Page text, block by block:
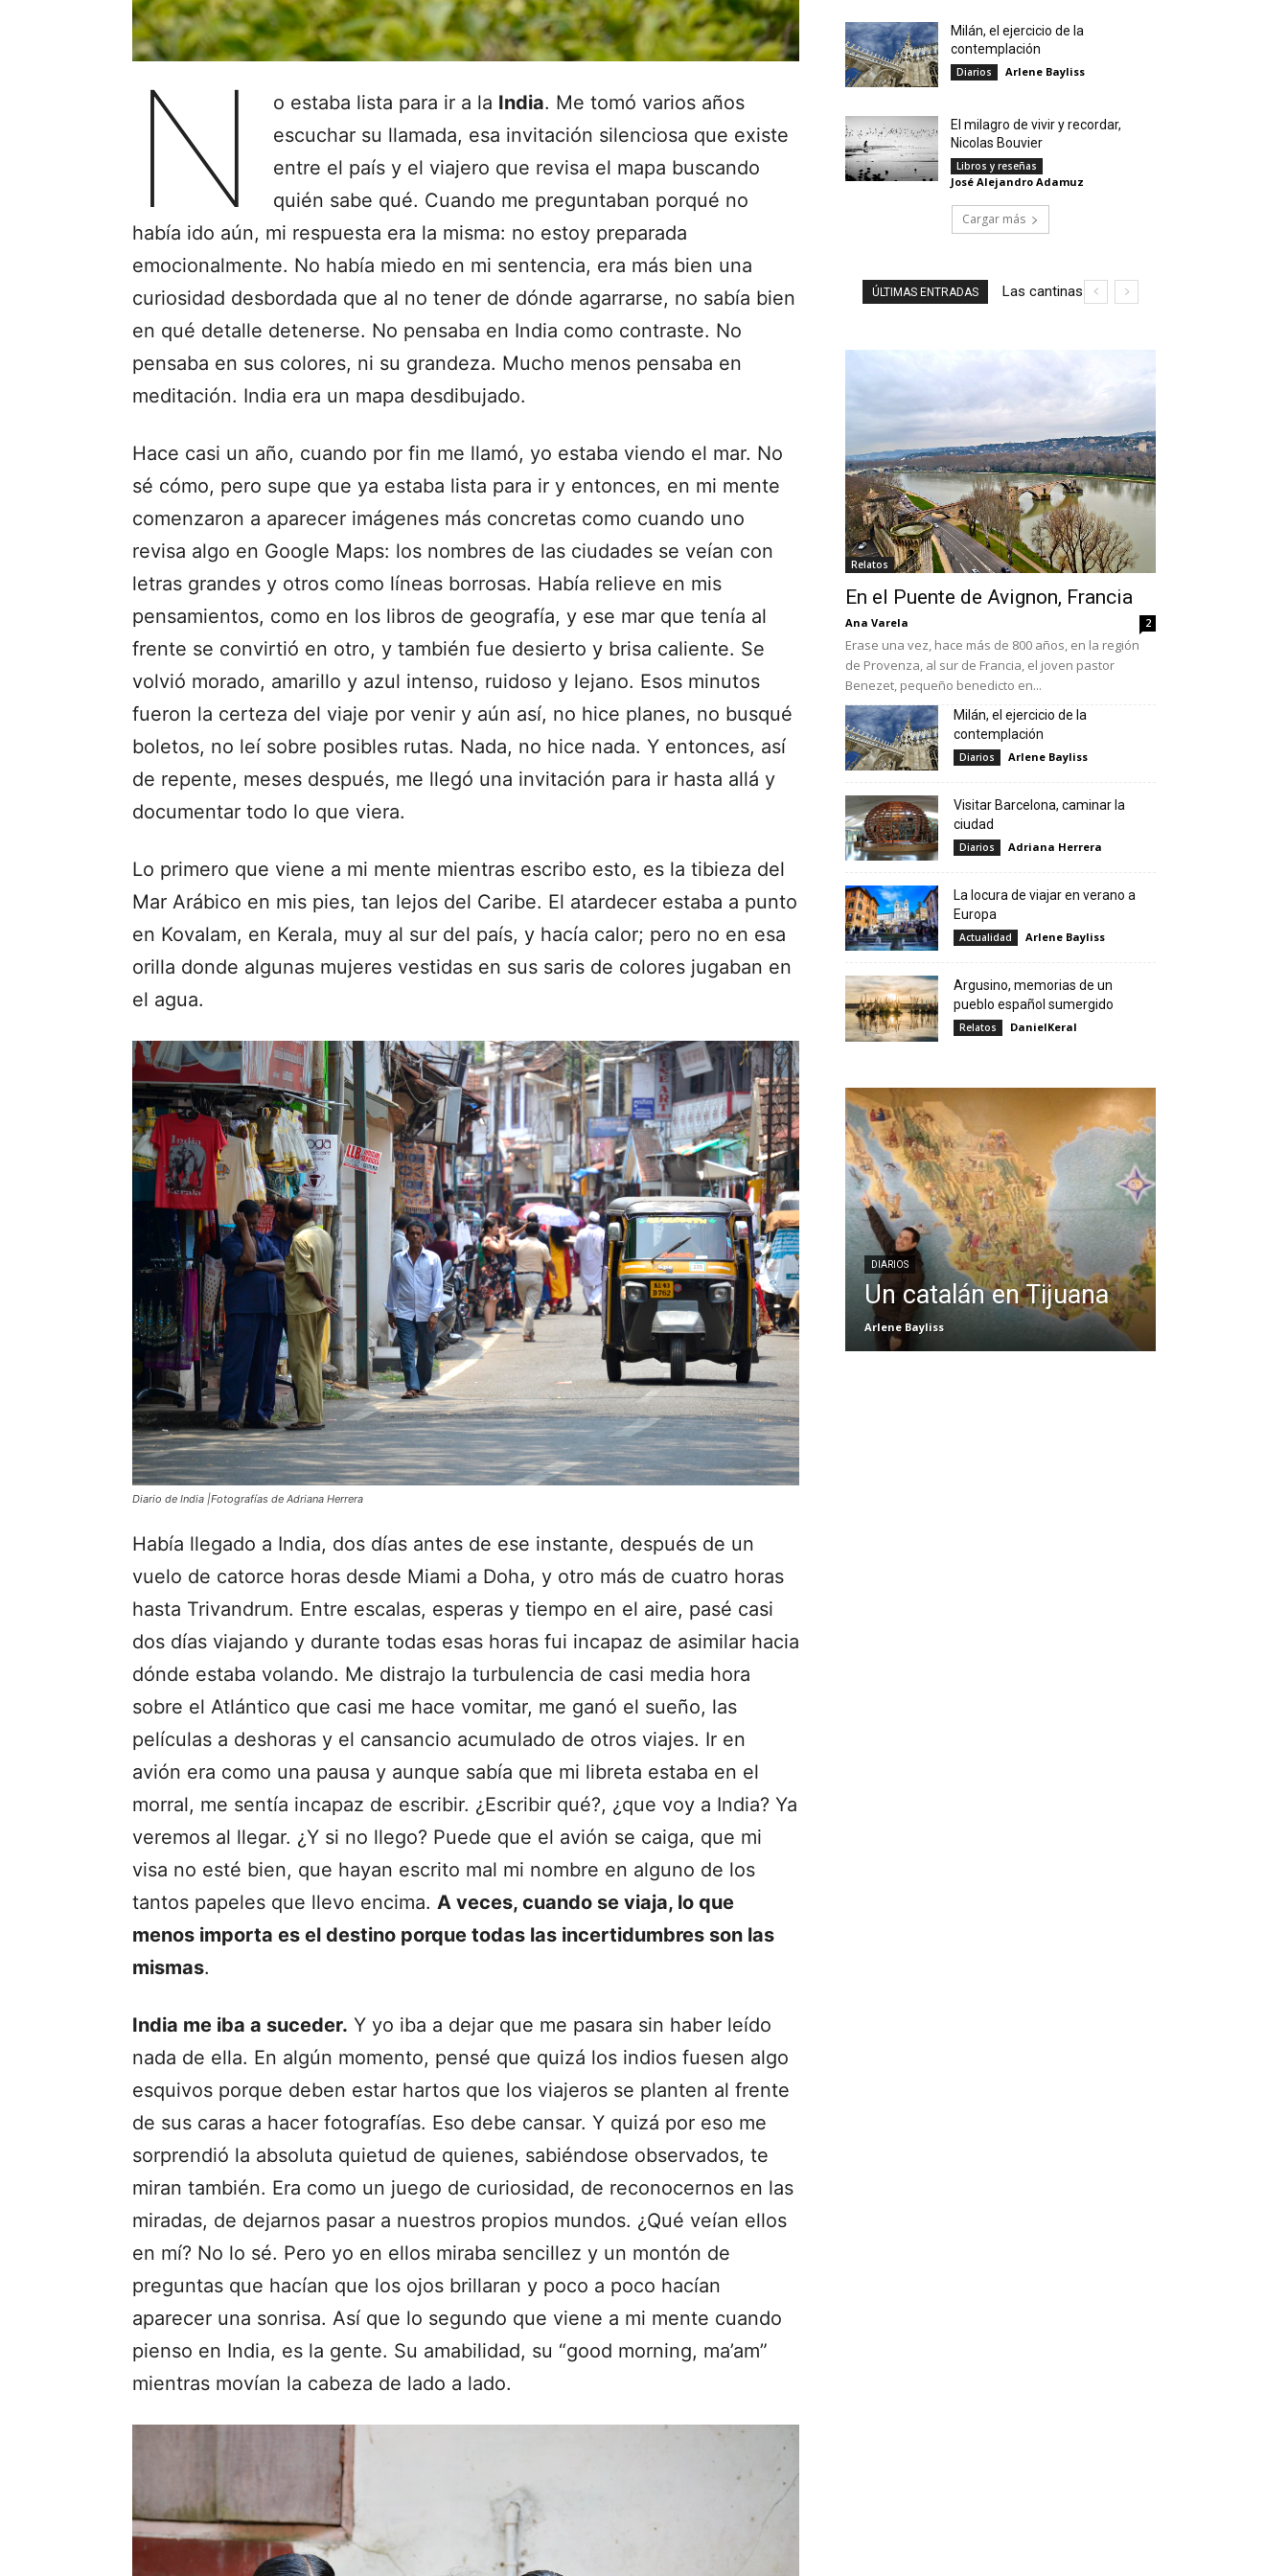
N o estaba lista para ir a la India. Me tomó varios años
escuchar su llamada, esa invitación silenciosa que existe
entre el país y el viajero que revisa el mapa buscando
quién sabe qué. Cuando me preguntaban porqué no
había ido aún, mi respuesta era la misma: no estoy preparada
emocionalmente. No había miedo en mi sentencia, era más bien una
curiosidad desbordada que al no tener de dónde agarrarse, no sabía bien
en qué detalle detenerse. No pensaba en India como contraste. No
pensaba en sus colores, ni su grandeza. Mucho menos pensaba en
meditación. India era un mapa desdibujado.
Hace casi un año, cuando por fin me llamó, yo estaba viendo el mar. No
sé cómo, pero supe que ya estaba lista para ir y entonces, en mi mente
comenzaron a aparecer imágenes más concretas como cuando uno
revisa algo en Google Maps: los nombres de las ciudades se veían con
letras grandes y otros como líneas borrosas. Había relieve en mis
pensamientos, como en los libros de geografía, y ese mar que tenía al
frente se convirtió en otro, y también fue desierto y brisa caliente. Se
volvió morado, amarillo y azul intenso, ruidoso y lejano. Esos minutos
fueron la certeza del viaje por venir y aún así, no hice planes, no busqué
boletos, no leí sobre posibles rutas. Nada, no hice nada. Y entonces, así
de repente, meses después, me llegó una invitación para ir hasta allá y
documentar todo lo que viera.
Lo primero que viene a mi mente mientras escribo esto, es la tibieza del
Mar Arábico en mis pies, tan lejos del Caribe. El atardecer estaba a punto
en Kovalam, en Kerala, muy al sur del país, y hacía calor; pero no en esa
orilla donde algunas mujeres vestidas en sus saris de colores jugaban en
el agua.
Diario de India |Fotografías de Adriana Herrera
Había llegado a India, dos días antes de ese instante, después de un
vuelo de catorce horas desde Miami a Doha, y otro más de cuatro horas
hasta Trivandrum. Entre escalas, esperas y tiempo en el aire, pasé casi
dos días viajando y durante todas esas horas fui incapaz de asimilar hacia
dónde estaba volando. Me distrajo la turbulencia de casi media hora
sobre el Atlántico que casi me hace vomitar, me ganó el sueño, las
películas a deshoras y el cansancio acumulado de otros viajes. Ir en
avión era como una pausa y aunque sabía que mi libreta estaba en el
morral, me sentía incapaz de escribir. ¿Escribir qué?, ¿que voy a India? Ya
veremos al llegar. ¿Y si no llego? Puede que el avión se caiga, que mi
visa no esté bien, que hayan escrito mal mi nombre en alguno de los
tantos papeles que llevo encima. A veces, cuando se viaja, lo que
menos importa es el destino porque todas las incertidumbres son las
mismas.
India me iba a suceder. Y yo iba a dejar que me pasara sin haber leído
nada de ella. En algún momento, pensé que quizá los indios fuesen algo
esquivos porque deben estar hartos que los viajeros se planten al frente
de sus caras a hacer fotografías. Eso debe cansar. Y quizá por eso me
sorprendió la absoluta quietud de quienes, sabiéndose observados, te
miran también. Era como un juego de curiosidad, de reconocernos en las
miradas, de dejarnos pasar a nuestros propios mundos. ¿Qué veían ellos
en mí? No lo sé. Pero yo en ellos miraba sencillez y un montón de
preguntas que hacían que los ojos brillaran y poco a poco hacían
aparecer una sonrisa. Así que lo segundo que viene a mi mente cuando
pienso en India, es la gente. Su amabilidad, su “good morning, ma’am”
mientras movían la cabeza de lado a lado.
Milán, el ejercicio de la
contemplación
Diarios Arlene Bayliss
El milagro de vivir y recordar,
Nicolas Bouvier
Libros y reseñas
José Alejandro Adamuz
Cargar más
ÚLTIMAS ENTRADAS
Las cantinas
viaje cultural y
Ruta
Ciudad
México
Relatos
En el Puente de Avignon, Francia
Ana Varela 2
Erase una vez, hace más de 800 años, en la región
de Provenza, al sur de Francia, el joven pastor
Benezet, pequeño benedicto en...
Milán, el ejercicio de la
contemplación
Diarios Arlene Bayliss
Visitar Barcelona, caminar la
ciudad
Diarios Adriana Herrera
La locura de viajar en verano a
Europa
Actualidad Arlene Bayliss
Argusino, memorias de un
pueblo español sumergido
Relatos DanielKeral
DIARIOS
Un catalán en Tijuana
Arlene Bayliss